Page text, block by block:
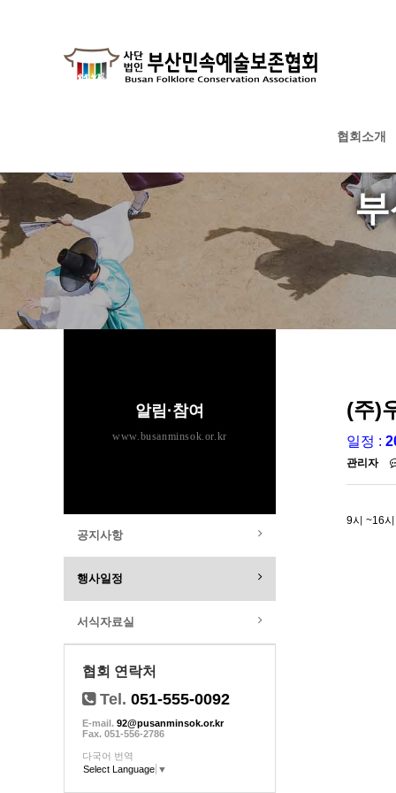
협회소개
(주)
일정 :
관리자
9시 ~16
알림·참여
www.busanminsok.or.kr
공지사항
행사일정
서식자료실
협회 연락처
Tel. 051-555-0092
E-mail. 92@pusanminsok.or.kr
Fax. 051-556-2786
다국어 번역
Select Language ▼